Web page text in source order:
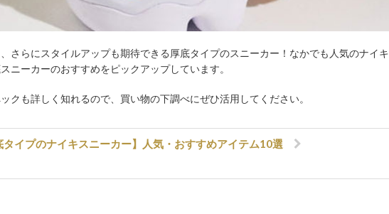
さらにスタイルアップも期待できる厚底タイプのスニーカー！なかでも人気のナイキ
ニーカーのおすすめをピックアップしています。
クも詳しく知れるので、買い物の下調べにぜひ活用してください。
タイプのナイキスニーカー】人気・おすすめアイテム10選